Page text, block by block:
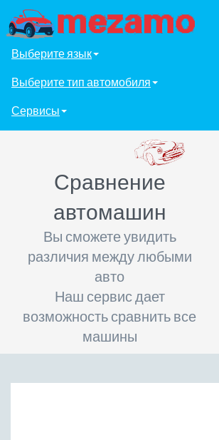
Выберите язык
Выберите тип автомобиля
Сервисы
Сравнение
автомашин
Вы сможете увидить
различия между любыми
авто
Наш сервис дает
возможность сравнить все
машины